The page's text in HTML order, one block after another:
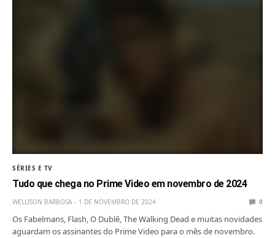
SÉRIES E TV
Tudo que chega no Prime Video em novembro de 2024
WELLISON BARBOSA 1 DE NOVEMBRO DE 2024 0
Os Fabelmans, Flash, O Dublê, The Walking Dead e muitas novidades
aguardam os assinantes do Prime Video para o mês de novembro.